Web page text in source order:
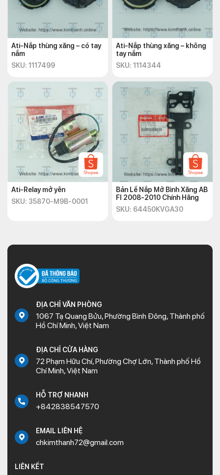
Ati-Nắp thùng xăng – có tay
nắm
SKU: 1117499
Ati-Nắp thùng xăng – không
tay nắm
SKU: 1114344
Ati-Relay mở yên
SKU: 35870-M9B-0001
Bản Lề Nắp Mở Bình Xăng AB
FI 2008-2010 Chính Hãng
SKU: 64450KVGA30
ĐỊA CHỈ VĂN PHÒNG
1067 Tạ Quang Bửu, Phường Bình Đông, Thành phố
Hồ Chí Minh, Việt Nam
ĐỊA CHỈ CỬA HÀNG
72 Phạm Hữu Chí, Phường Chợ Lớn, Thành phố Hồ
Chí Minh, Việt Nam
HỖ TRỢ NHANH
+842838547570
EMAIL LIÊN HỆ
chkimthanh72@gmail.com
LIÊN KẾT